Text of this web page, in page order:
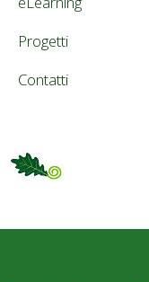
Progetti
Contatti